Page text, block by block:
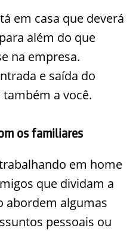
em casa que deverá
além do que
na empresa.
e saída do
a você.
os familiares
em home
que dividam a
abordem algumas
pessoais ou